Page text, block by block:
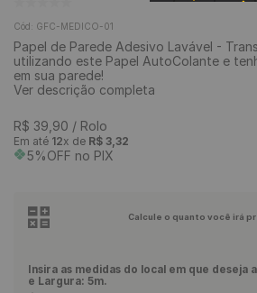
Cód: GFC-MEDICO-01
Papel de Parede Adesivo Lavável -
utilizando este Papel AutoColante e
em sua parede!
Ver descrição completa
R$ 39 90 / Rolo
Em até 12x de R$ 3,32
5%OFF no PIX
Calcule o quanto você irá
Insira as medidas do local em que deseja
e Largura: 5m.
10º piso vinílico click